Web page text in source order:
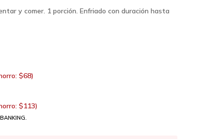
y comer. 1 porción. Enfriado con duración hasta
$68)
$113)